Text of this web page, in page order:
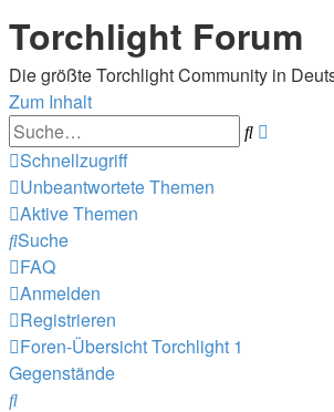
Torchlight Forum
Die größte Torchlight Community in
Zum Inhalt
Suche
Schnellzugriff
Unbeantwortete Themen
Aktive Themen
Suche
FAQ
Anmelden
Registrieren
Foren-ÜbersichtTorchlight 1
Gegenstände
Suche